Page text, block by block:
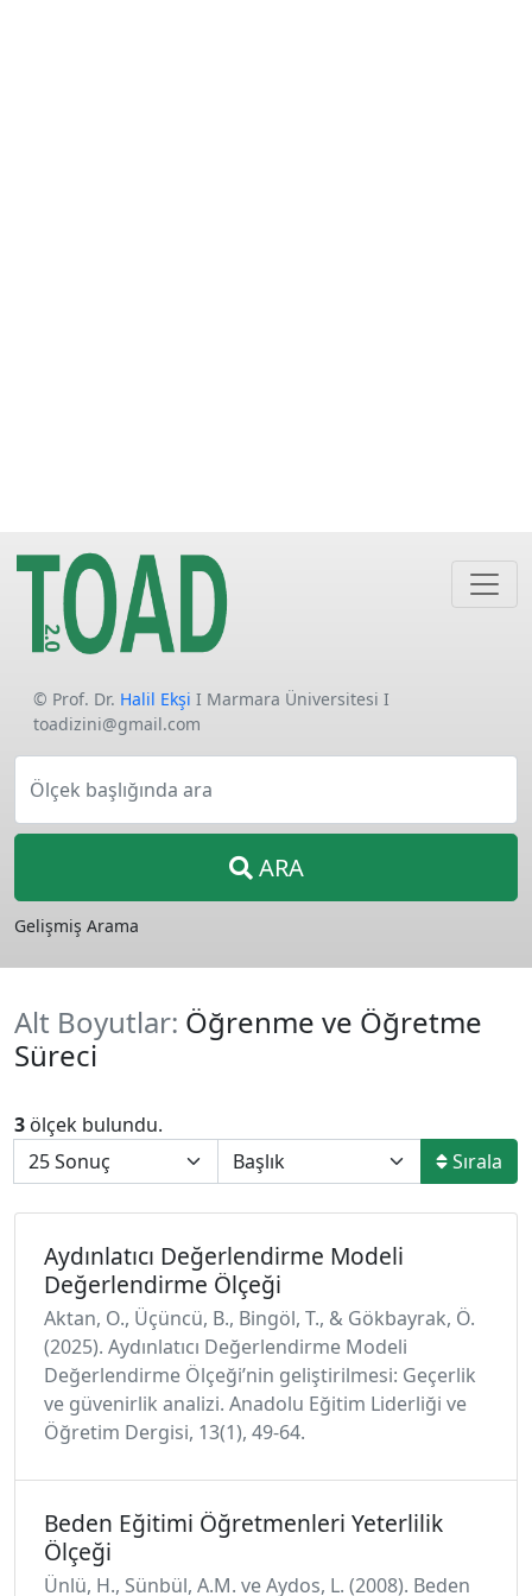
© Prof. Dr. Halil Ekşi I Marmara Üniversitesi I
toadizini@gmail.com
Ölçek başlığında ara
ARA
Gelişmiş Arama
Alt Boyutlar: Öğrenme ve Öğretme
Süreci
3 ölçek bulundu.
Sırala
Aydınlatıcı Değerlendirme Modeli
Değerlendirme Ölçeği
Aktan, O., Üçüncü, B., Bingöl, T., & Gökbayrak, Ö.
(2025). Aydınlatıcı Değerlendirme Modeli
Değerlendirme Ölçeği’nin geliştirilmesi: Geçerlik
ve güvenirlik analizi. Anadolu Eğitim Liderliği ve
Öğretim Dergisi, 13(1), 49-64.
Beden Eğitimi Öğretmenleri Yeterlilik
Ölçeği
Ünlü, H., Sünbül, A.M. ve Aydos, L. (2008). Beden